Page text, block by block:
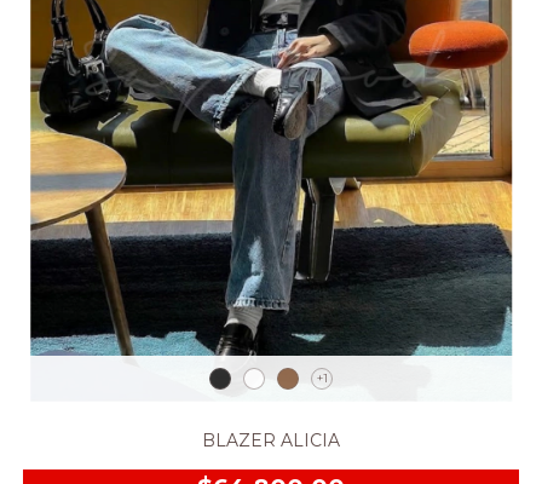
+1
BLAZER ALICIA